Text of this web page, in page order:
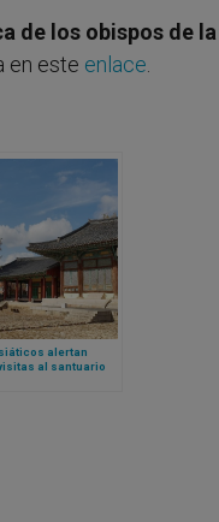
de los obispos de
en este enlace
alertan
al santuario